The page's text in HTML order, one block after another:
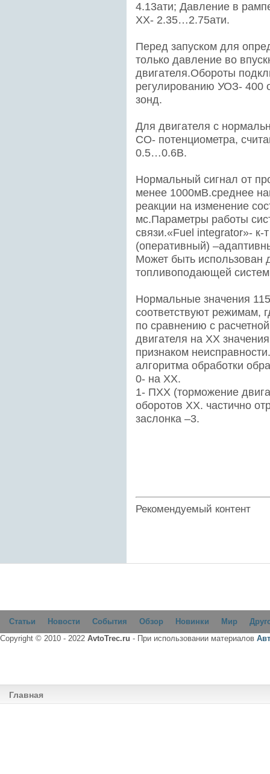
4.13ати; Давление в
ХХ- 2.35…2.75ати.
Перед запуском для
только давление во
двигателя.Обороты
регулированию УОЗ- 400
зонд.
Для двигателя с
СО- потенциометра,
0.5…0.6В.
Нормальный сигнал от
менее 1000мВ.среднее
реакции на изменение
мс.Параметры работы
связи.«Fuel integrator»- к-
(оперативный)
Может быть использован
топливоподающей
Нормальные значения
соответствуют режимам,
по сравнению с
двигателя на ХХ
признаком
алгоритма обработки
0- на ХХ.
1- ПХХ (торможение
оборотов ХХ. частично
заслонка –3.
Рекомендуемый контент
Статьи Новости События Обзор Новинки Мир
Copyright © 2010 - 2022 AvtoTrec.ru - При использовании материалов
Главная